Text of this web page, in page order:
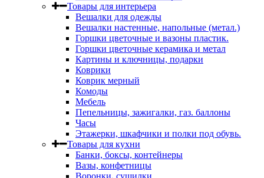
Товары для интерьера
Вешалки для одежды
Вешалки настенные, напольные (метал.)
Горшки цветочные и вазоны пластик.
Горшки цветочные керамика и метал
Картины и ключницы, подарки
Коврики
Коврик мерный
Комоды
Мебель
Пепельницы, зажигалки, газ. баллоны
Часы
Этажерки, шкафчики и полки под обувь.
Товары для кухни
Банки, боксы, контейнеры
Вазы, конфетницы
Воронки, сушилки